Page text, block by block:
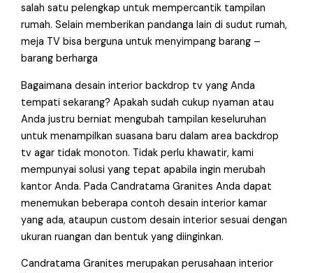
salah satu pelengkap untuk mempercantik tampilan
rumah. Selain memberikan pandanga lain di sudut rumah,
meja TV bisa berguna untuk menyimpang barang –
barang berharga
Bagaimana desain interior backdrop tv yang Anda
tempati sekarang? Apakah sudah cukup nyaman atau
Anda justru berniat mengubah tampilan keseluruhan
untuk menampilkan suasana baru dalam area backdrop
tv agar tidak monoton. Tidak perlu khawatir, kami
mempunyai solusi yang tepat apabila ingin merubah
kantor Anda. Pada Candratama Granites Anda dapat
menemukan beberapa contoh desain interior kamar
yang ada, ataupun custom desain interior sesuai dengan
ukuran ruangan dan bentuk yang diinginkan.
Candratama Granites merupakan perusahaan interior